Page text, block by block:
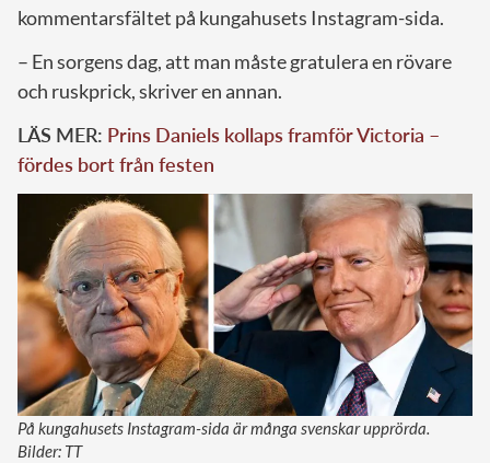
kommentarsfältet på kungahusets Instagram-sida.
– En sorgens dag, att man måste gratulera en rövare
och ruskprick, skriver en annan.
LÄS MER: Prins Daniels kollaps framför Victoria –
fördes bort från festen
På kungahusets Instagram-sida är många svenskar upprörda.
Bilder: TT